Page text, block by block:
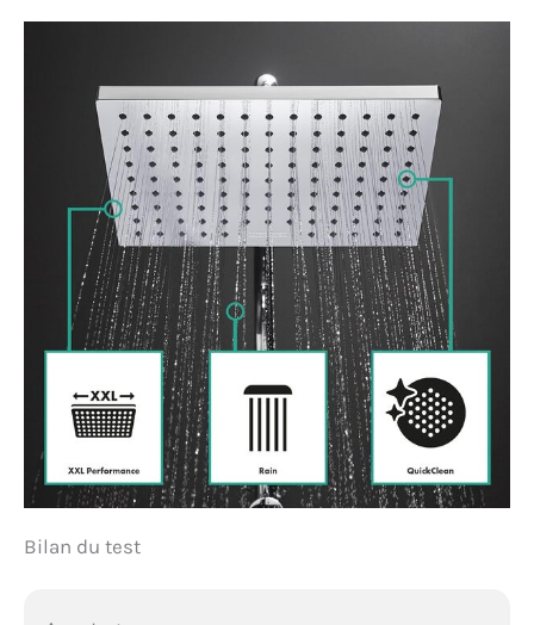
Bilan du test